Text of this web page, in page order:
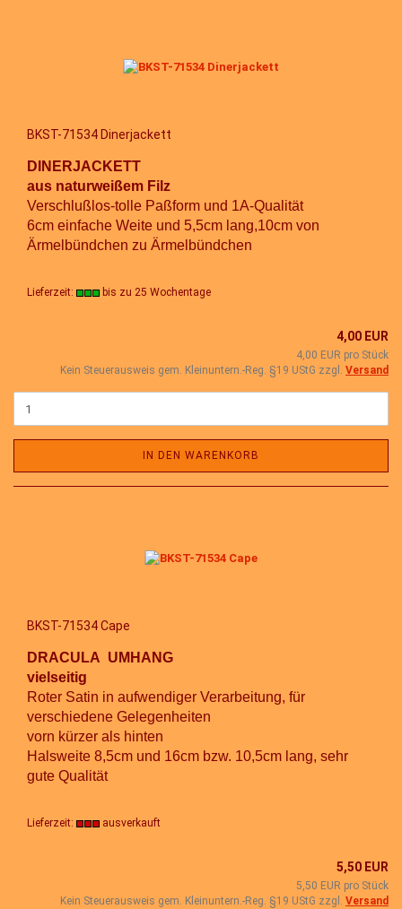
BKST-71534 Dinerjackett
DINERJACKETT
aus naturweißem Filz
Verschlußlos-tolle Paßform und 1A-Qualität
6cm einfache Weite und 5,5cm lang,10cm von
Ärmelbündchen zu Ärmelbündchen
Lieferzeit: bis zu 25 Wochentage
4,00 EUR
4,00 EUR pro Stück
Kein Steuerausweis gem. Kleinuntern.-Reg. §19 UStG zzgl. Versand
IN DEN WARENKORB
BKST-71534 Cape
DRACULA UMHANG
vielseitig
Roter Satin in aufwendiger Verarbeitung, für
verschiedene Gelegenheiten
vorn kürzer als hinten
Halsweite 8,5cm und 16cm bzw. 10,5cm lang, sehr
gute Qualität
Lieferzeit: ausverkauft
5,50 EUR
5,50 EUR pro Stück
Kein Steuerausweis gem. Kleinuntern.-Reg. §19 UStG zzgl. Versand